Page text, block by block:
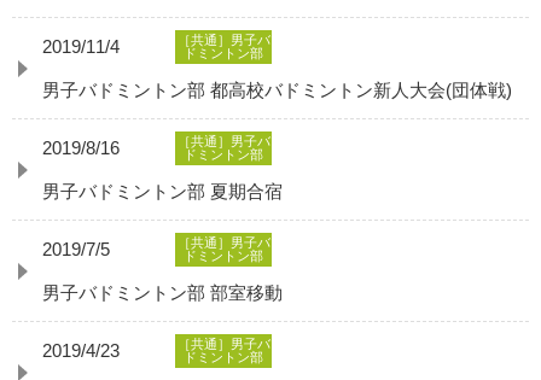
2019/11/4
［共通］男子バ
ドミントン部
男子バドミントン部 都高校バドミントン新人大会(団体戦)
2019/8/16
［共通］男子バ
ドミントン部
男子バドミントン部 夏期合宿
2019/7/5
［共通］男子バ
ドミントン部
男子バドミントン部 部室移動
2019/4/23
［共通］男子バ
ドミントン部